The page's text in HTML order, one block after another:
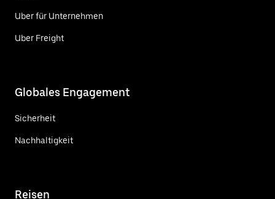
Uber für Unternehmen
Uber Freight
Globales Engagement
Sicherheit
Nachhaltigkeit
Reisen